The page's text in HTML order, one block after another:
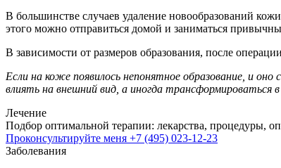
В большинстве случаев удаление новообразований
этого можно отправиться домой и заниматься
В зависимости от размеров образования, после
Если на коже появилось непонятное образование, и
влиять на внешний вид, а иногда трансформироваться
Лечение
Подбор оптимальной терапии: лекарства, процедуры,
Проконсультируйте меня +7 (495) 023-12-23
Заболевания